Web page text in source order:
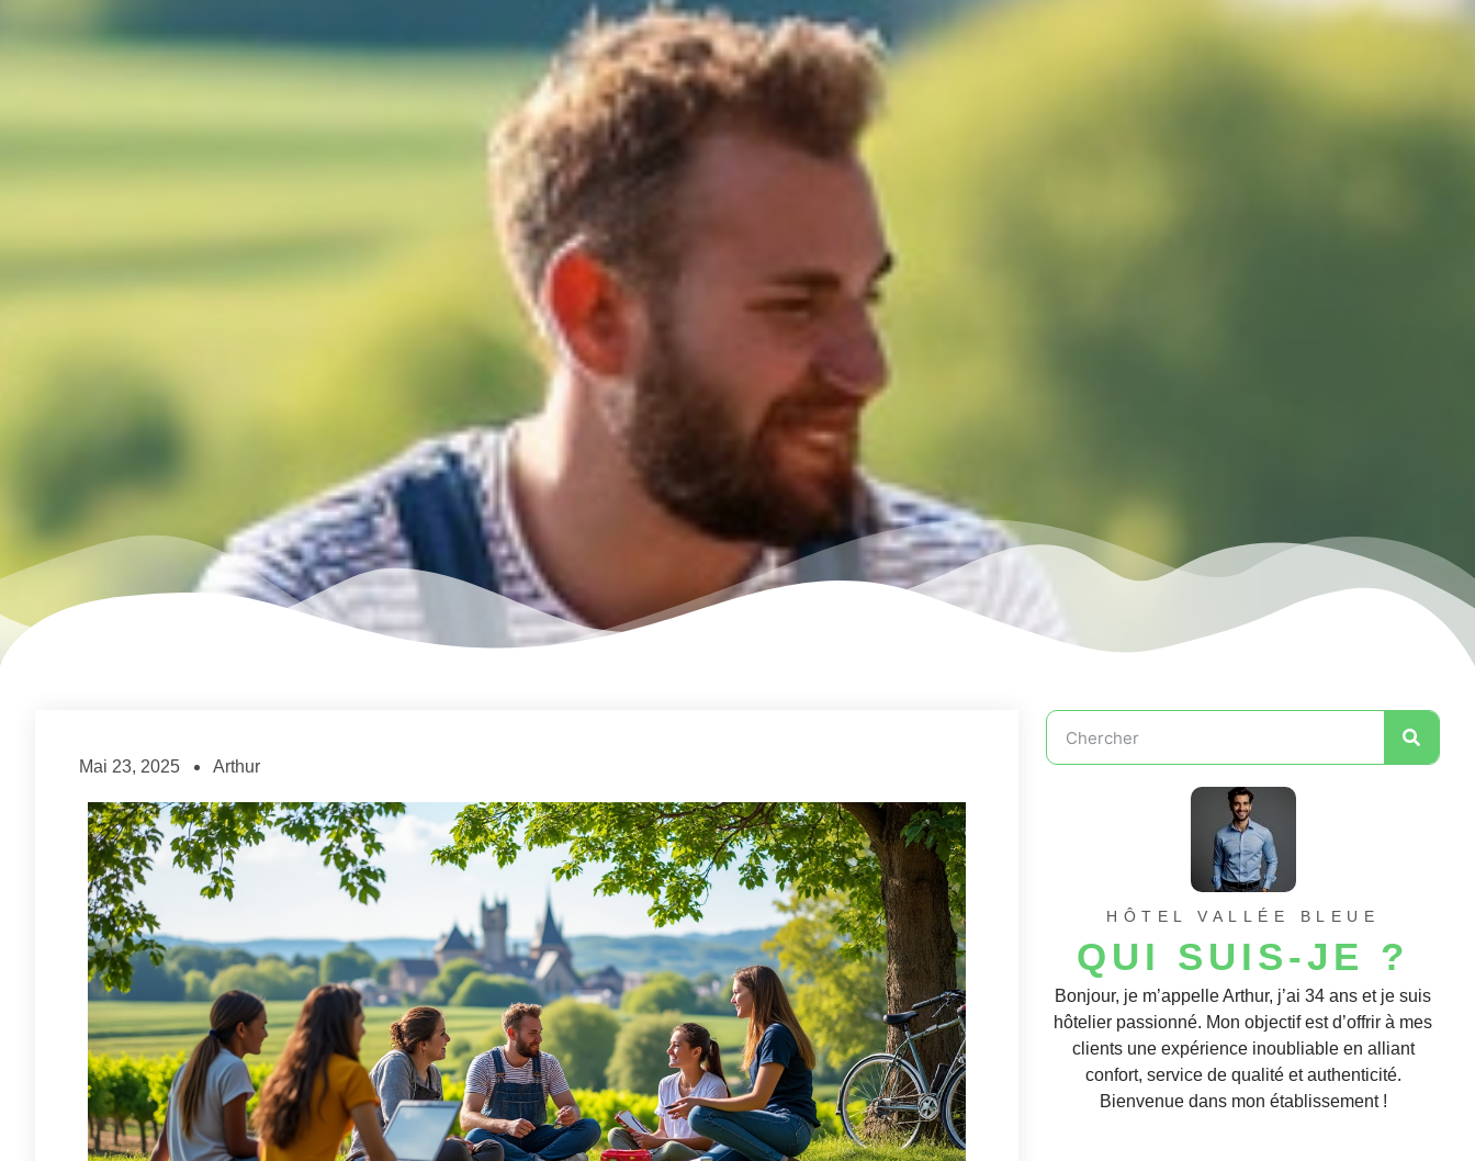
Mai 23, 2025 Arthur
HÔTEL VALLÉE BLEUE
QUI SUIS-JE ?
Bonjour, je m’appelle Arthur, j’ai 34 ans et je suis
hôtelier passionné. Mon objectif est d’offrir à mes
clients une expérience inoubliable en alliant
confort, service de qualité et authenticité.
Bienvenue dans mon établissement !